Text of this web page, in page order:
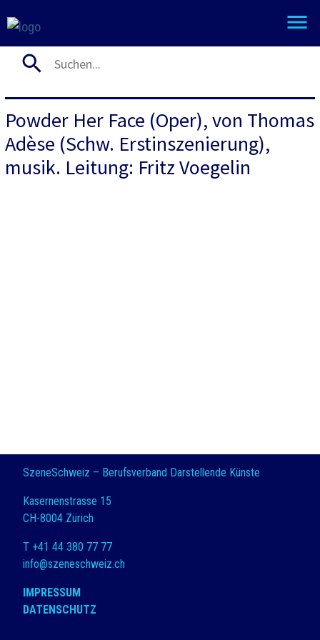
Powder Her Face (Oper), von Thomas
Adèse (Schw. Erstinszenierung),
musik. Leitung: Fritz Voegelin
SzeneSchweiz – Berufsverband Darstellende Künste
Kasernenstrasse 15
CH-8004 Zürich
T +41 44 380 77 77
info@szeneschweiz.ch
IMPRESSUM
DATENSCHUTZ